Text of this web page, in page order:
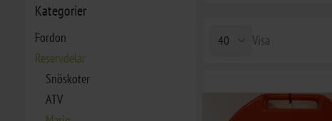
Kategorier
Fordon
Reservdelar
Snöskoter
ATV
Visa